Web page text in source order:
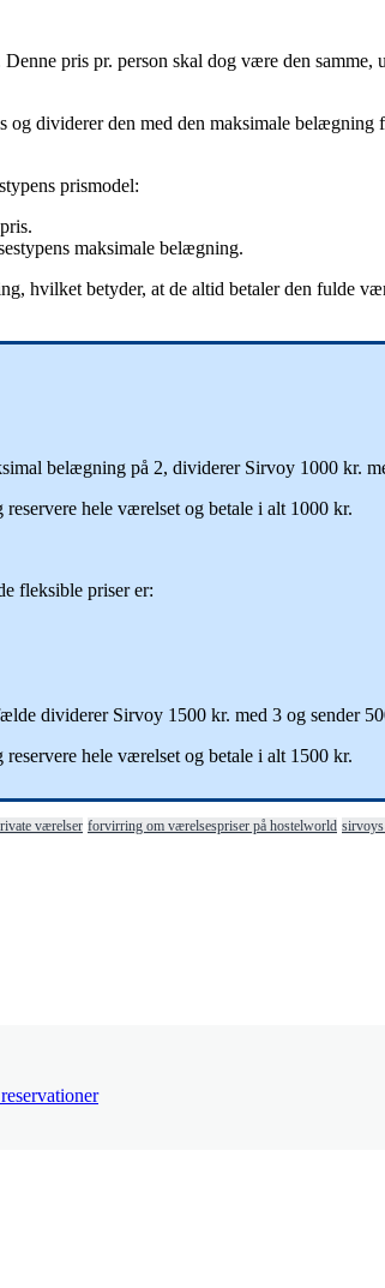
Denne pris pr. person skal dog være den samme,
og dividerer den med den maksimale belægning
prismodel:
pris.
maksimale belægning.
, hvilket betyder, at de altid betaler den fulde væ
belægning på 2, dividerer Sirvoy 1000 kr.
reservere hele værelset og betale i alt 1000 kr.
fleksible priser er:
ælde dividerer Sirvoy 1500 kr. med 3 og sender
reservere hele værelset og betale i alt 1500 kr.
værelser forvirring om værelsespriser på hostelworld